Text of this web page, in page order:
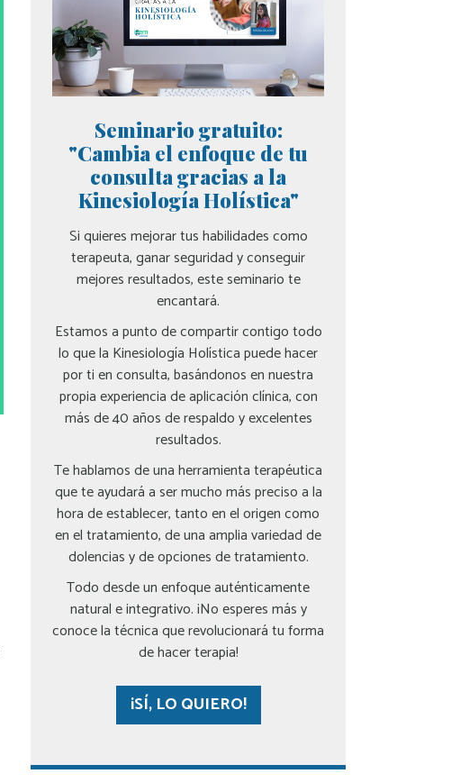
Seminario gratuito:
"Cambia el enfoque de tu
consulta gracias a la
Kinesiología Holística"
Si quieres mejorar tus habilidades como
terapeuta, ganar seguridad y conseguir
mejores resultados, este seminario te
encantará.
Estamos a punto de compartir contigo todo
lo que la Kinesiología Holística puede hacer
por ti en consulta, basándonos en nuestra
propia experiencia de aplicación clínica, con
más de 40 años de respaldo y excelentes
resultados.
Te hablamos de una herramienta terapéutica
que te ayudará a ser mucho más preciso a la
hora de establecer, tanto en el origen como
en el tratamiento, de una amplia variedad de
dolencias y de opciones de tratamiento.
Todo desde un enfoque auténticamente
natural e integrativo. ¡No esperes más y
conoce la técnica que revolucionará tu forma
de hacer terapia!
¡SÍ, LO QUIERO!